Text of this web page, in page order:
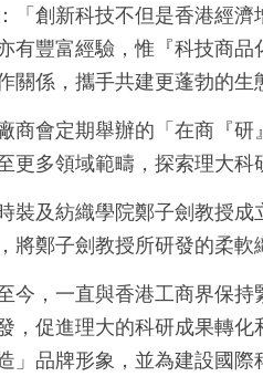
「創新科技不但是香港經
有豐富經驗，惟『科技商
關係，攜手共建更蓬勃的生
商會定期舉辦的「在商『
更多領域範疇，探索理大科
裝及紡織學院鄭子劍教授
將鄭子劍教授所研發的柔軟
今，一直與香港工商界保
，促進理大的科研成果轉
」品牌形象，並為建設國際